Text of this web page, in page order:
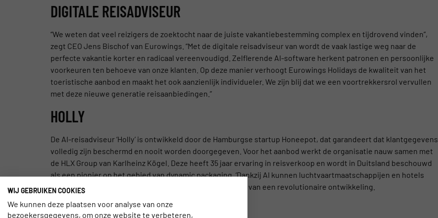
DIGITALE REISADVISEUR
“We weten dat veel reizigers de zoektocht naar de juiste vakantiebestemming complex en tijdrovend vinden”,
zegt CEO Jens Bischof van Eurowings. “Met de digitale reisadviseur van wordt de vaak lastige weg naar de
perfecte vakantie korter en radicaal vereenvoudigd. Zelflerende AI-software herkent patronen en persoonlijke
voorkeuren ten behoeve van onze klanten. Op deze manier verhoogt Eurowings Holidays de kwaliteit van het
toeristische aanbod en maakt het ook aanzienlijk individueler. We zijn blij dat we een voortrekkersrol vervullen
met deze nieuwe generatie reisaanbiedingen.”
HOLLY
De AI-reisadviseur ‘Holly’ is ontwikkeld door de Hamburgse startup Honeepot, dat garandeert dat klantgegevens
volledig zijn beschermd en nooit worden doorgegeven. Voor het aanbod werkt de organisatie nauw samen met
de HLX Group van Karlheinz Kögel. Deze heeft 35 jaar ervaring in reisverkoop en wordt in Duitsland beschouwd
als een pionier op het gebied van dynamic packaging. ‘Dankzij AI kunnen luchtvaartmaatschappijen en hotels
compleet nieuwe wegen inslaan’, zegt Kögel, die spreekt van een revolutionaire ontwikkeling.
PAKKETREIZEN
WIJ GEBRUIKEN COOKIES
We kunnen deze plaatsen voor analyse van onze
bezoekersgegevens, om onze website te verbeteren,